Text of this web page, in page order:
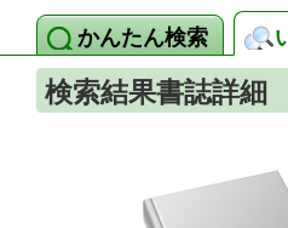
かんたん検索
検索結果書誌詳細